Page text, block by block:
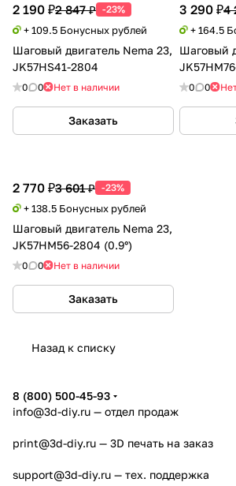
2 190 ₽2 847 ₽ -23%
+ 109.5 Бонусных рублей
Шаговый двигатель Nema 23,
JK57HS41-2804
0 0 Нет в наличии
Заказать
3 290 ₽4
+ 164.5
Шаговый
0 0
2 770 ₽3 601 ₽ -23%
+ 138.5 Бонусных рублей
Шаговый двигатель Nema 23,
JK57HM56-2804 (0.9°)
0 0 Нет в наличии
Заказать
Назад к списку
8 (800) 500-45-93
info@3d-diy.ru — отдел продаж
print@3d-diy.ru — 3D печать на заказ
support@3d-diy.ru — тех. поддержка